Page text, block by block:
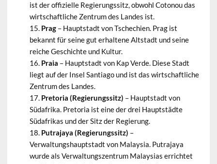
ist der offizielle Regierungssitz, obwohl Cotonou das
wirtschaftliche Zentrum des Landes ist.
Prag– Hauptstadt von Tschechien. Prag ist
bekannt für seine gut erhaltene Altstadt und seine
reiche Geschichte und Kultur.
Praia – Hauptstadt von Kap Verde. Diese Stadt
liegt auf der Insel Santiago und ist das wirtschaftliche
Zentrum des Landes.
Pretoria (Regierungssitz) – Hauptstadt von
Südafrika. Pretoria ist eine der drei Hauptstädte
Südafrikas und der Sitz der Regierung.
Putrajaya (Regierungssitz) –
Verwaltungshauptstadt von Malaysia. Putrajaya
wurde als Verwaltungszentrum Malaysias errichtet